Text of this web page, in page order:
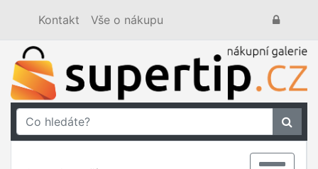
Kontakt Vše o nákupu